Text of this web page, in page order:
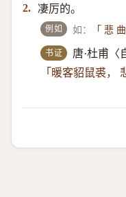
2. 凄厉的。
例如 如： 「 悲 曲
书证
唐·杜甫〈
「暖客貂鼠裘，